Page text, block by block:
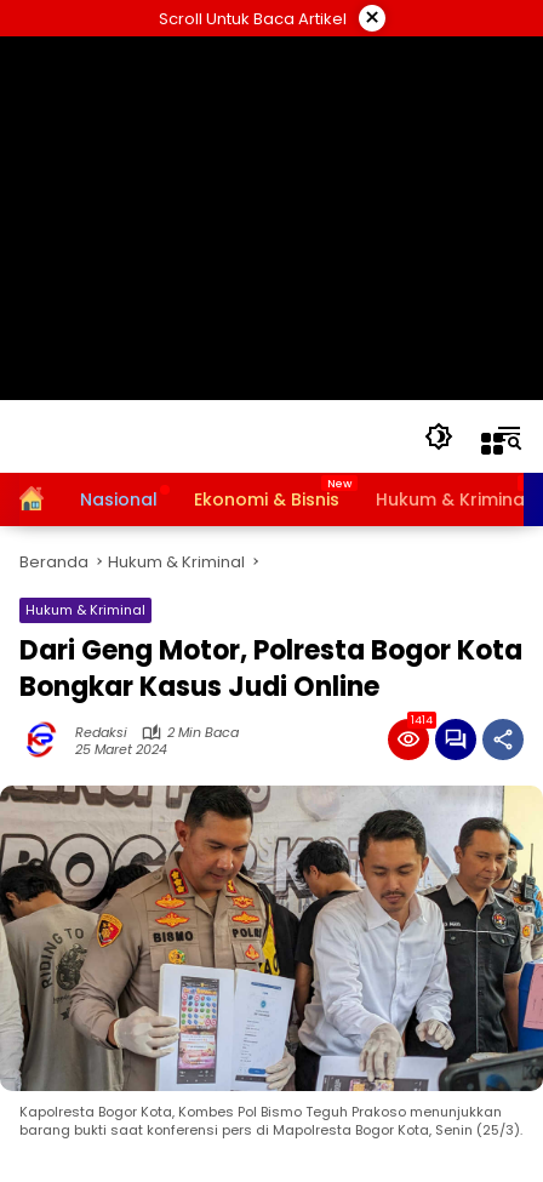
ke
Scroll Untuk Baca Artikel ×
HomeNasional Ekonomi & Bisnis Hukum & Kriminal
Beranda Hukum & Kriminal
Hukum & Kriminal
Dari Geng Motor, Polresta Bogor Kota
Bongkar Kasus Judi Online
Redaksi
2 Min Baca
25 Maret 2024
1414
Kapolresta Bogor Kota, Kombes Pol Bismo Teguh Prakoso menunjukkan
barang bukti saat konferensi pers di Mapolresta Bogor Kota, Senin (25/3).